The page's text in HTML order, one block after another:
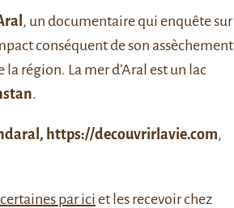
, un documentaire qui enquête sur
conséquent de son assèchement
région. La mer d’Aral est un lac
.
, https://decouvrirlavie.com,
par ici et les recevoir chez